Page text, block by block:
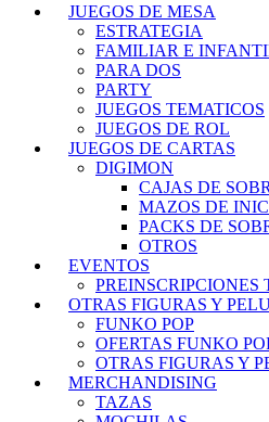
JUEGOS DE MESA
ESTRATEGIA
FAMILIAR E
PARA DOS
PARTY
JUEGOS TEMATICOS
JUEGOS DE ROL
JUEGOS DE CARTAS
DIGIMON
CAJAS DE
MAZOS DE
PACKS DE
OTROS
EVENTOS
PREINSCRIPCIONES
OTRAS FIGURAS Y
FUNKO POP
OFERTAS FUNKO
OTRAS FIGURAS Y
MERCHANDISING
TAZAS